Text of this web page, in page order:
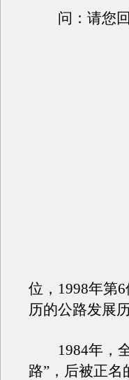
问：请您回
位，1998年第
历的公路发展
1984年，全
路”，后被正名